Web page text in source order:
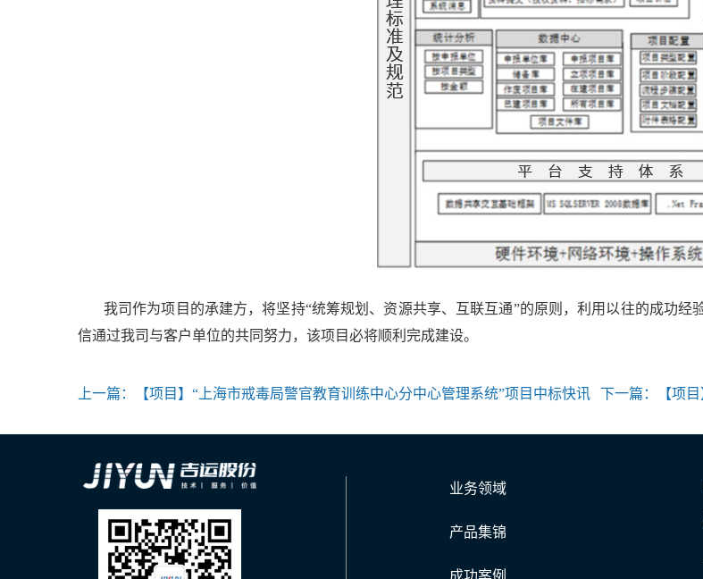
我司作为项目的承建方，将坚持“统筹规划、资源共享、互联互通”的原则，利用以往的成功经
信通过我司与客户单位的共同努力，该项目必将顺利完成建设。
上一篇： 【项目】“上海市戒毒局警官教育训练中心分中心管理系统”项目中标快讯 下一篇： 【项
业务领域
产品集锦
成功案例